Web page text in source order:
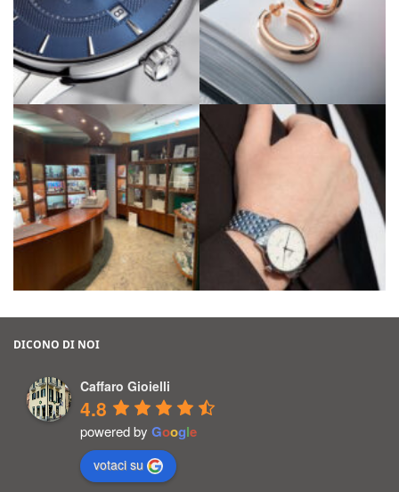
DICONO DI NOI
Caffaro Gioielli
4.8
powered by Google
votaci su